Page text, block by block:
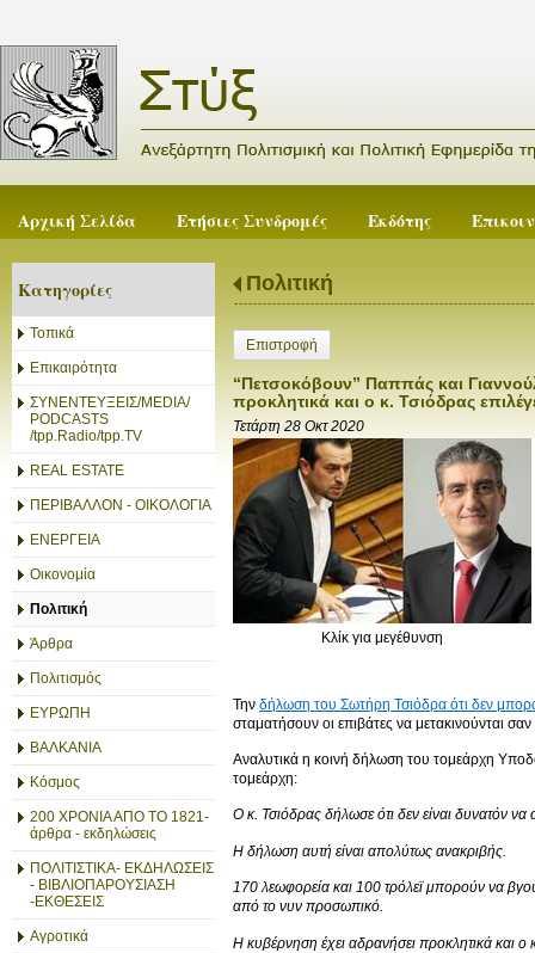
Αρχική Σελίδα Ετήσιες Συνδρομές Εκδότης
Κατηγορίες
Τοπικά
Επικαιρότητα
ΣΥΝΕΝΤΕΥΞΕΙΣ/MEDIA/
PODCASTS
/tpp.Radio/tpp.TV
REAL ESTATE
ΠΕΡΙΒΑΛΛΟΝ - ΟΙΚΟΛΟΓΙΑ
ΕΝΕΡΓΕΙΑ
Οικονομία
Πολιτική
Άρθρα
Πολιτισμός
ΕΥΡΩΠΗ
ΒΑΛΚΑΝΙΑ
Κόσμος
200 ΧΡΟΝΙΑ ΑΠΟ ΤΟ 1821-
άρθρα - εκδηλώσεις
ΠΟΛΙΤΙΣΤΙΚΑ- ΕΚΔΗΛΩΣΕΙΣ
- ΒΙΒΛΙΟΠΑΡΟΥΣΙΑΣΗ
-ΕΚΘΕΣΕΙΣ
Αγροτικά
Πολιτική
Επιστροφή
“Πετσοκόβουν” Παππάς και
προκλητικά και ο κ. Τσιόδρας
Τετάρτη 28 Οκτ 2020
Κλίκ για μεγέθυνση
Την δήλωση του Σωτήρη Τσιόδρα ότι δεν
σταματήσουν οι επιβάτες να μετακινούνται
Αναλυτικά η κοινή δήλωση του τομεάρχη
τομεάρχη:
Ο κ. Τσιόδρας δήλωσε ότι δεν είναι δυνατόν
Η δήλωση αυτή είναι απολύτως ανακριβής.
170 λεωφορεία και 100 τρόλεϊ μπορούν να
από το νυν προσωπικό.
Η κυβέρνηση έχει αδρανήσει προκλητικά και ο